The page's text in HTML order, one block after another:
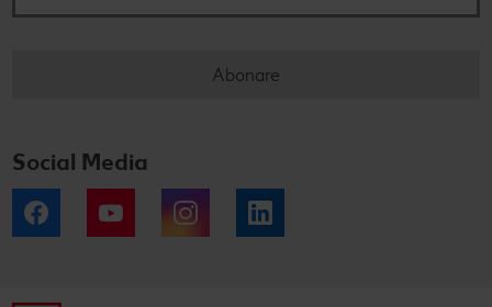
Abonare
Social Media
Facebook YouTube Instagram